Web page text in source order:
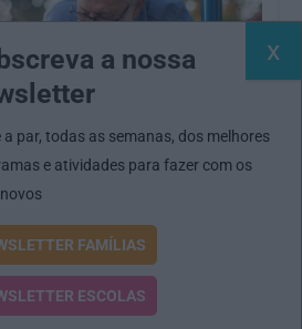
que os nossos avós nos
para os celebrar
aí! Celebrada a 26 de julho, a
os avós, relembrando a
a nossa
a par, todas as semanas, dos melhores
e atividades para fazer com os
FAMÍLIAS
ESCOLAS